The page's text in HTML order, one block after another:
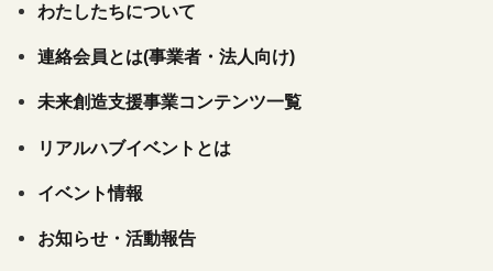
わたしたちについて
連絡会員とは(事業者・法人向け)
未来創造支援事業コンテンツ一覧
リアルハブイベントとは
イベント情報
お知らせ・活動報告